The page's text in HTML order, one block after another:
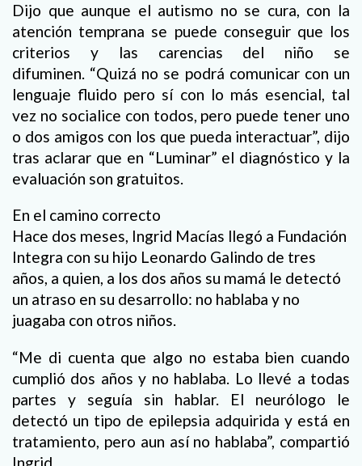
Dijo que aunque el autismo no se cura, con la
atención temprana se puede conseguir que los
criterios y las carencias del niño se
difuminen. “Quizá no se podrá comunicar con un
lenguaje fluido pero sí con lo más esencial, tal
vez no socialice con todos, pero puede tener uno
o dos amigos con los que pueda interactuar”, dijo
tras aclarar que en “Luminar” el diagnóstico y la
evaluación son gratuitos.
En el camino correcto
Hace dos meses, Ingrid Macías llegó a Fundación
Integra con su hijo Leonardo Galindo de tres
años, a quien, a los dos años su mamá le detectó
un atraso en su desarrollo: no hablaba y no
juagaba con otros niños.
“Me di cuenta que algo no estaba bien cuando
cumplió dos años y no hablaba. Lo llevé a todas
partes y seguía sin hablar. El neurólogo le
detectó un tipo de epilepsia adquirida y está en
tratamiento, pero aun así no hablaba”, compartió
Ingrid.